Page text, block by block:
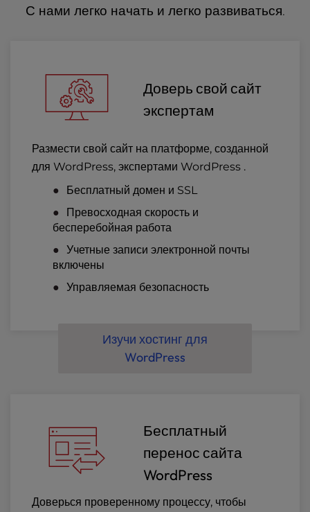
С нами легко начать и легко развиваться.
Доверь свой сайт
экспертам
Размести свой сайт на платформе, созданной
для WordPress, экспертами WordPress .
Бесплатный домен и SSL
Превосходная скорость и
бесперебойная работа
Учетные записи электронной почты
включены
Управляемая безопасность
Изучи хостинг для
WordPress
Бесплатный
перенос сайта
WordPress
Доверься проверенному процессу, чтобы